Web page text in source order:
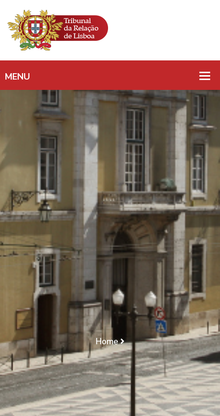
QUEBRA DE SEGREDO
PROFISSIONAL/
SIGILO BANCÁRIO/
RETRIBUIÇÕES
INTERCALARES/
DEDUÇÕES/
PRINCÍPIO DA
PROPORCIONALIDADE
Home
QUEBRA DE SEGREDO PROFISSIONAL/ SIGILO
BANCÁRIO/ RETRIBUIÇÕES INTERCALARES/
DEDUÇÕES/ PRINCÍPIO DA PROPORCIONALIDADE